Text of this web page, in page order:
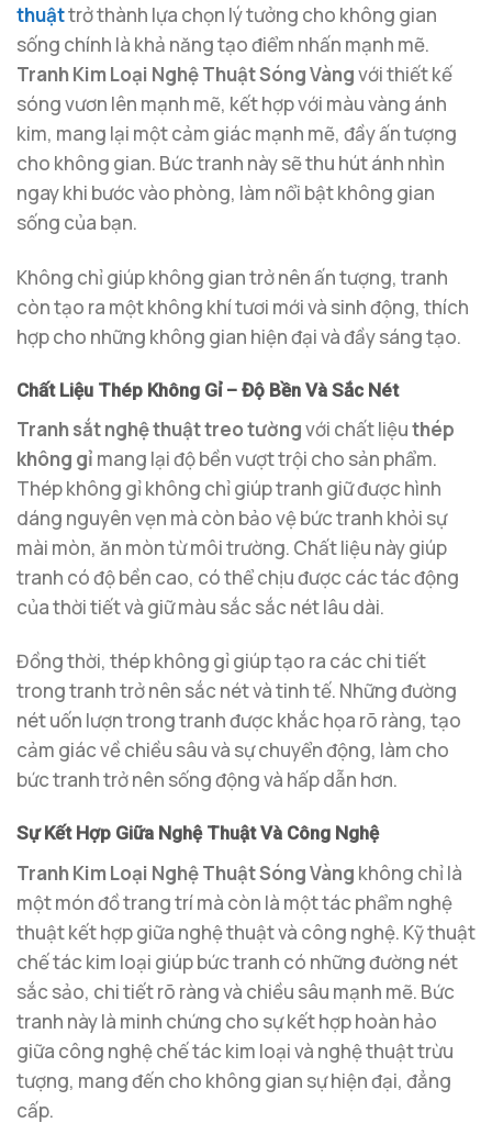
thuậttrở thành lựa chọn lý tưởng cho không gian
sống chính là khả năng tạo điểm nhấn mạnh mẽ.
Tranh Kim Loại Nghệ Thuật Sóng Vàngvới thiết kế
sóng vươn lên mạnh mẽ, kết hợp với màu vàng ánh
kim, mang lại một cảm giác mạnh mẽ, đầy ấn tượng
cho không gian. Bức tranh này sẽ thu hút ánh nhìn
ngay khi bước vào phòng, làm nổi bật không gian
sống của bạn.
Không chỉ giúp không gian trở nên ấn tượng, tranh
còn tạo ra một không khí tươi mới và sinh động, thích
hợp cho những không gian hiện đại và đầy sáng tạo.
Chất Liệu Thép Không Gỉ – Độ Bền Và Sắc Nét
Tranh sắt nghệ thuật treo tườngvới chất liệuthép
không gỉ mang lại độ bền vượt trội cho sản phẩm.
Thép không gỉ không chỉ giúp tranh giữ được hình
dáng nguyên vẹn mà còn bảo vệ bức tranh khỏi sự
mài mòn, ăn mòn từ môi trường. Chất liệu này giúp
tranh có độ bền cao, có thể chịu được các tác động
của thời tiết và giữ màu sắc sắc nét lâu dài.
Đồng thời, thép không gỉ giúp tạo ra các chi tiết
trong tranh trở nên sắc nét và tinh tế. Những đường
nét uốn lượn trong tranh được khắc họa rõ ràng, tạo
cảm giác về chiều sâu và sự chuyển động, làm cho
bức tranh trở nên sống động và hấp dẫn hơn.
Sự Kết Hợp Giữa Nghệ Thuật Và Công Nghệ
Tranh Kim Loại Nghệ Thuật Sóng Vàng không chỉ là
một món đồ trang trí mà còn là một tác phẩm nghệ
thuật kết hợp giữa nghệ thuật và công nghệ. Kỹ thuật
chế tác kim loại giúp bức tranh có những đường nét
sắc sảo, chi tiết rõ ràng và chiều sâu mạnh mẽ. Bức
tranh này là minh chứng cho sự kết hợp hoàn hảo
giữa công nghệ chế tác kim loại và nghệ thuật trừu
tượng, mang đến cho không gian sự hiện đại, đẳng
cấp.